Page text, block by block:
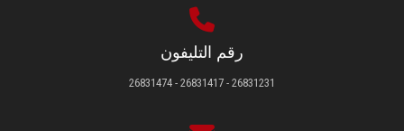
رقم التليفون
26831231 - 26831417 - 26831474